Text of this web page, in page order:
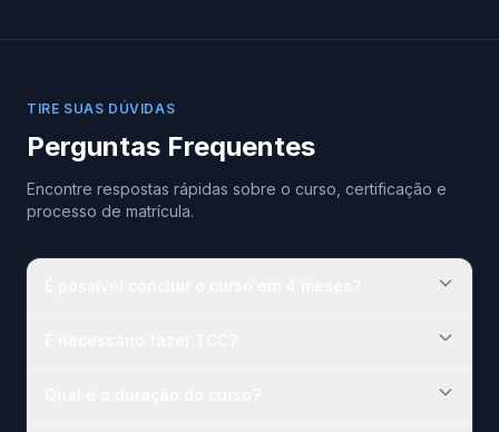
TIRE SUAS DÚVIDAS
Perguntas Frequentes
Encontre respostas rápidas sobre o curso, certificação e
processo de matrícula.